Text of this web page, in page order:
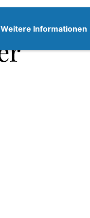
Weitere Informationen